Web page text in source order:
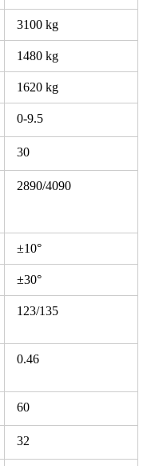
3100 kg
1480 kg
1620 kg
0-9.5
30
2890/4090
±10°
±30°
123/135
0.46
60
32